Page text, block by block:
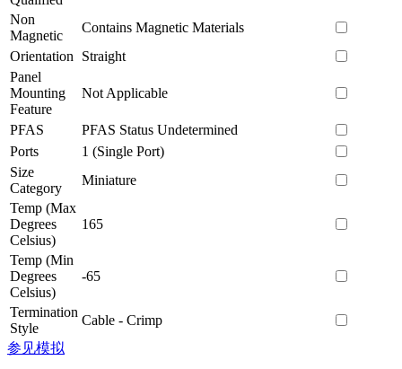
Non
Magnetic
Contains Magnetic Materials
Orientation
Straight
Panel
Mounting
Feature
Not Applicable
PFAS
PFAS Status Undetermined
Ports
1 (Single Port)
Size
Category
Miniature
Temp (Max
Degrees
Celsius)
165
Temp (Min
Degrees
Celsius)
-65
Termination
Style
Cable - Crimp
参见模拟